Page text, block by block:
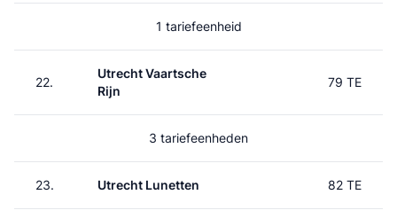
1 tariefeenheid
22.
Utrecht Vaartsche
Rijn
79 TE
3 tariefeenheden
23. Utrecht Lunetten 82 TE